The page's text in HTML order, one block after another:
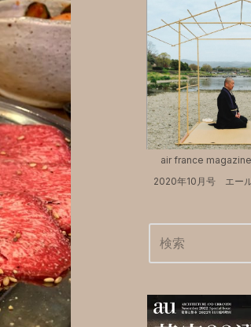
air france
2020年10月号 エー